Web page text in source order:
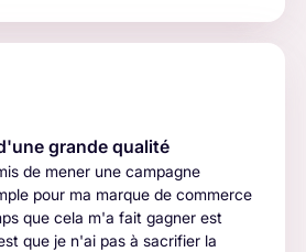
grande qualité
de mener une campagne
pour ma marque de commerce
que cela m'a fait gagner est
que je n'ai pas à sacrifier la